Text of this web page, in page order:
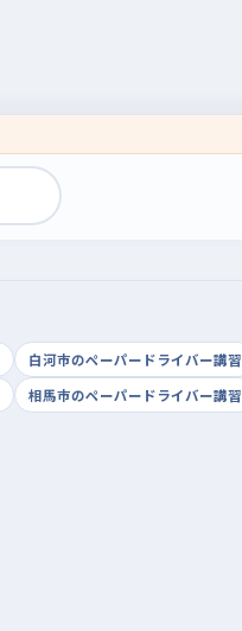
白河市のペーパードライバー講習
相馬市のペーパードライバー講習